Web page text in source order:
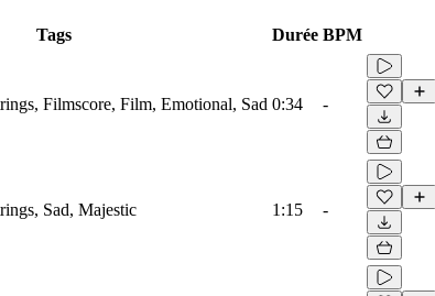
Tags Durée BPM
Filmscore, Film, Emotional, Sad 0:34 -
Sad, Majestic 1:15 -